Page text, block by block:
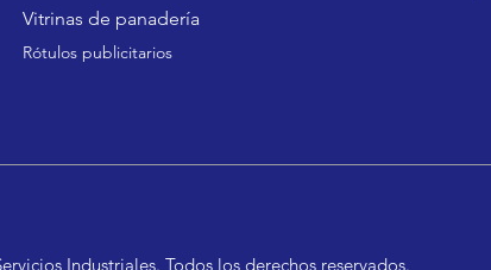
Vitrinas de panadería
Rótulos publicitarios
Industriales. Todos los derechos reservados.